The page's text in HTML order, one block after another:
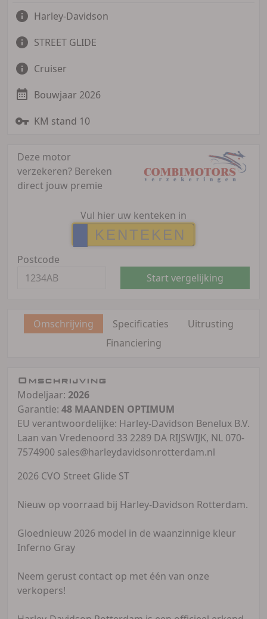
Harley-Davidson
STREET GLIDE
Cruiser
Bouwjaar 2026
KM stand 10
Deze motor
verzekeren? Bereken
direct jouw premie
Vul hier uw kenteken in
Postcode
Start vergelijking
Omschrijving Specificaties
Uitrusting
Financiering
Omschrijving
Modeljaar: 2026
Garantie: 48 MAANDEN OPTIMUM
EU verantwoordelijke: Harley-Davidson Benelux B.V.
Laan van Vredenoord 33 2289 DA RIJSWIJK, NL 070-
7574900 sales@harleydavidsonrotterdam.nl
2026 CVO Street Glide ST
Nieuw op voorraad bij Harley-Davidson Rotterdam.
Gloednieuw 2026 model in de waanzinnige kleur
Inferno Gray
Neem gerust contact op met één van onze
verkopers!